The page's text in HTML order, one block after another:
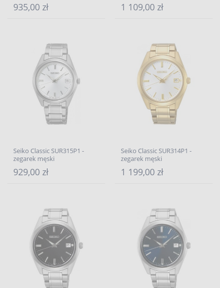
935,00 zł 1 109,00 zł
Seiko Classic SUR315P1 -
zegarek męski
929,00 zł
Seiko Classic SUR314P1 -
zegarek męski
1 199,00 zł